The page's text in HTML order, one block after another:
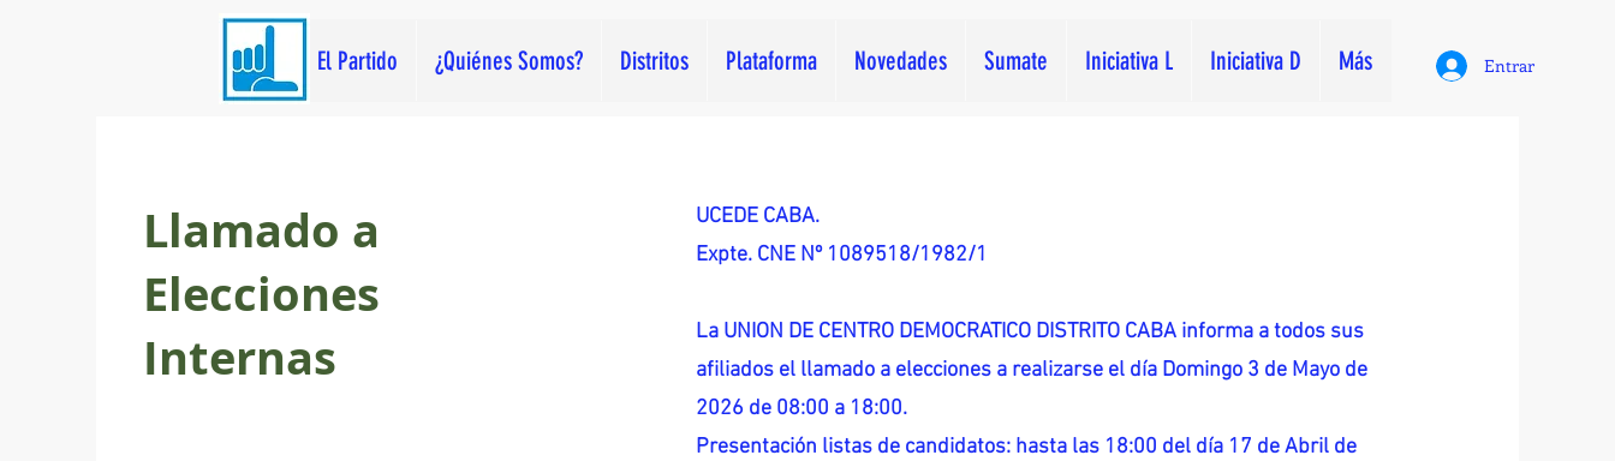
El Partido ¿Quiénes Somos? Distritos Plataforma Novedades Sumate Iniciativa L Iniciativa D Más Entrar
Llamado a
Elecciones
Internas
UCEDE CABA.
Expte. CNE Nº 1089518/1982/1
La UNION DE CENTRO DEMOCRATICO DISTRITO CABA informa a todos sus
afiliados el llamado a elecciones a realizarse el día Domingo 3 de Mayo de
2026 de 08:00 a 18:00.
Presentación listas de candidatos: hasta las 18:00 del día 17 de Abril de